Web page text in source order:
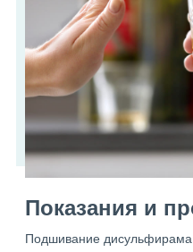
Показания и
Подшивание дисульфирама